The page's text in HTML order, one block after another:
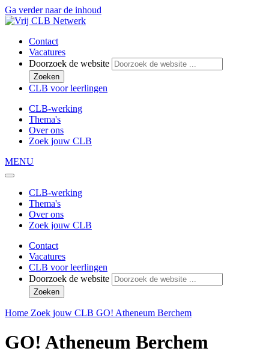
Ga verder naar de inhoud
Contact
Vacatures
Doorzoek de website
Zoeken
CLB voor leerlingen
CLB-werking
Thema's
Over ons
Zoek jouw CLB
MENU
CLB-werking
Thema's
Over ons
Zoek jouw CLB
Contact
Vacatures
CLB voor leerlingen
Doorzoek de website
Zoeken
Home Zoek jouw CLB GO! Atheneum Berchem
GO! Atheneum Berchem